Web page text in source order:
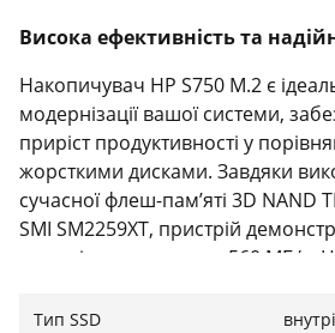
Висока ефективність та
Накопичувач HP S750 M.2 є
модернізації вашої системи,
приріст продуктивності у
жорсткими дисками. Завдяки
сучасної флеш-пам’яті 3D NAND
SMI SM2259XT, пристрій
швидкість читання до 560 МБ/с.
секунди, а професійним
Тип SSD